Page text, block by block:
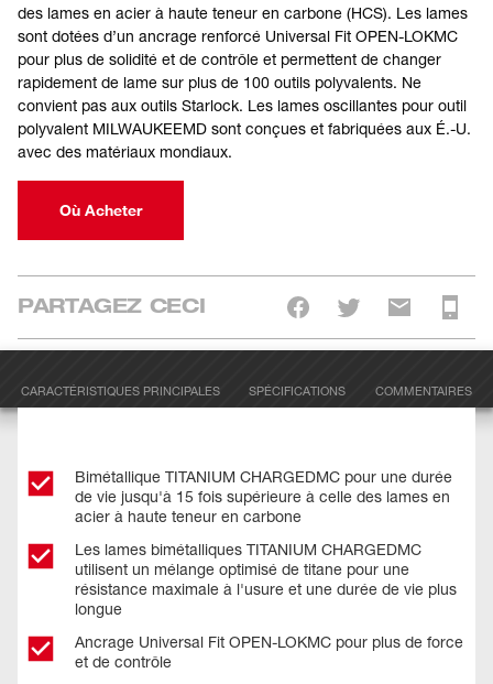
des lames en acier à haute teneur en carbone (HCS). Les lames
sont dotées d’un ancrage renforcé Universal Fit OPEN-LOKMC
pour plus de solidité et de contrôle et permettent de changer
rapidement de lame sur plus de 100 outils polyvalents. Ne
convient pas aux outils Starlock. Les lames oscillantes pour outil
polyvalent MILWAUKEEMD sont conçues et fabriquées aux É.-U.
avec des matériaux mondiaux.
Où Acheter
PARTAGEZ CECI
CARACTÉRISTIQUES PRINCIPALES SPÉCIFICATIONS COMMENTAIRES
Bimétallique TITANIUM CHARGEDMC pour une durée
de vie jusqu'à 15 fois supérieure à celle des lames en
acier à haute teneur en carbone
Les lames bimétalliques TITANIUM CHARGEDMC
utilisent un mélange optimisé de titane pour une
résistance maximale à l'usure et une durée de vie plus
longue
Ancrage Universal Fit OPEN-LOKMC pour plus de force
et de contrôle